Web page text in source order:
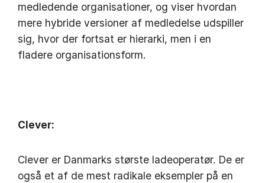
medledende organisationer, og viser hvordan
mere hybride versioner af medledelse udspiller
sig, hvor der fortsat er hierarki, men i en
fladere organisationsform.
Clever:
Clever er Danmarks største ladeoperatør. De er
også et af de mest radikale eksempler på en